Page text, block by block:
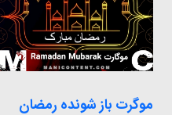
موگرت باز شونده رمضان